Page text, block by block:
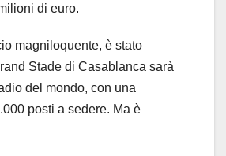
di euro.
magniloquente, è stato
Stade di Casablanca sarà
del mondo, con una
posti a sedere. Ma è